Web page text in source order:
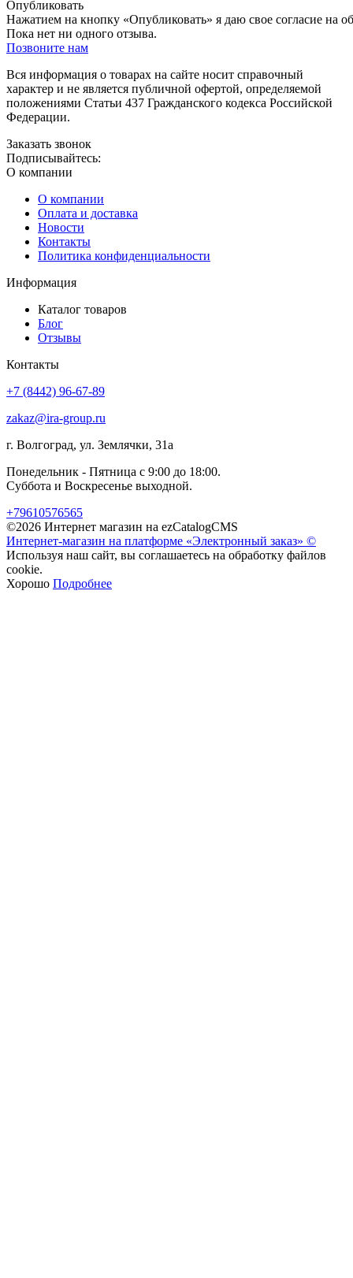
Опубликовать
Нажатием на кнопку «Опубликовать» я даю свое согласие на
Пока нет ни одного отзыва.
Позвоните нам
Вся информация о товарах на сайте носит справочный
характер и не является публичной офертой, определяемой
положениями Статьи 437 Гражданского кодекса Российской
Федерации.
Заказать звонок
Подписывайтесь:
О компании
О компании
Оплата и доставка
Новости
Контакты
Политика конфиденциальности
Информация
Каталог товаров
Блог
Отзывы
Контакты
+7 (8442) 96-67-89
zakaz@ira-group.ru
г. Волгоград, ул. Землячки, 31а
Понедельник - Пятница с 9:00 до 18:00.
Суббота и Воскресенье выходной.
+79610576565
©2026 Интернет магазин на ezCatalogCMS
Интернет-магазин на платформе «Электронный заказ» ©
Используя наш сайт, вы соглашаетесь на обработку файлов
cookie.
Хорошо Подробнее